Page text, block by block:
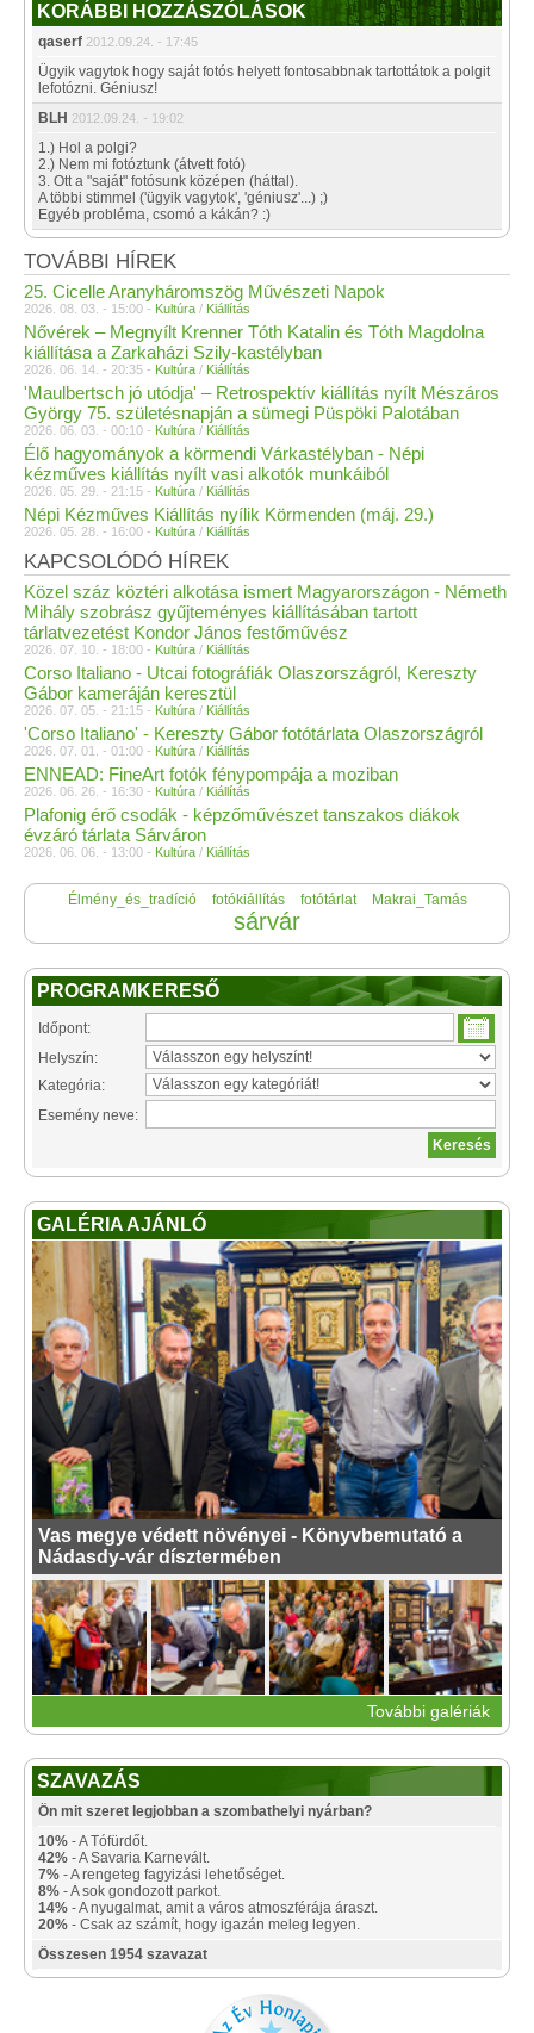
KORÁBBI HOZZÁSZÓLÁSOK
qaserf 2012.09.24. - 17:45
Ügyik vagytok hogy saját fotós helyett fontosabbnak tartottátok a polgit
lefotózni. Géniusz!
BLH 2012.09.24. - 19:02
1.) Hol a polgi?
2.) Nem mi fotóztunk (átvett fotó)
3. Ott a "saját" fotósunk középen (háttal).
A többi stimmel ('ügyik vagytok', 'géniusz'...) ;)
Egyéb probléma, csomó a kákán? :)
TOVÁBBI HÍREK
25. Cicelle Aranyháromszög Művészeti Napok
2026. 08. 03. - 15:00 - Kultúra / Kiállítás
Nővérek – Megnyílt Krenner Tóth Katalin és Tóth Magdolna
kiállítása a Zarkaházi Szily-kastélyban
2026. 06. 14. - 20:35 - Kultúra / Kiállítás
'Maulbertsch jó utódja' – Retrospektív kiállítás nyílt Mészáros
György 75. születésnapján a sümegi Püspöki Palotában
2026. 06. 03. - 00:10 - Kultúra / Kiállítás
Élő hagyományok a körmendi Várkastélyban - Népi
kézműves kiállítás nyílt vasi alkotók munkáiból
2026. 05. 29. - 21:15 - Kultúra / Kiállítás
Népi Kézműves Kiállítás nyílik Körmenden (máj. 29.)
2026. 05. 28. - 16:00 - Kultúra / Kiállítás
KAPCSOLÓDÓ HÍREK
Közel száz köztéri alkotása ismert Magyarországon - Németh
Mihály szobrász gyűjteményes kiállításában tartott
tárlatvezetést Kondor János festőművész
2026. 07. 10. - 18:00 - Kultúra / Kiállítás
Corso Italiano - Utcai fotográfiák Olaszországról, Kereszty
Gábor kameráján keresztül
2026. 07. 05. - 21:15 - Kultúra / Kiállítás
'Corso Italiano' - Kereszty Gábor fotótárlata Olaszországról
2026. 07. 01. - 01:00 - Kultúra / Kiállítás
ENNEAD: FineArt fotók fénypompája a moziban
2026. 06. 26. - 16:30 - Kultúra / Kiállítás
Plafonig érő csodák - képzőművészet tanszakos diákok
évzáró tárlata Sárváron
2026. 06. 06. - 13:00 - Kultúra / Kiállítás
Élmény_és_tradíció fotókiállítás fotótárlat Makrai_Tamás
sárvár
PROGRAMKERESŐ
Időpont:
Helyszín:
Kategória:
Esemény neve:
GALÉRIA AJÁNLÓ
Vas megye védett növényei - Könyvbemutató a
Nádasdy-vár dísztermében
További galériák
SZAVAZÁS
Ön mit szeret legjobban a szombathelyi nyárban?
10% - A Tófürdőt.
42% - A Savaria Karnevált.
7% - A rengeteg fagyizási lehetőséget.
8% - A sok gondozott parkot.
14% - A nyugalmat, amit a város atmoszférája áraszt.
20% - Csak az számít, hogy igazán meleg legyen.
Összesen 1954 szavazat